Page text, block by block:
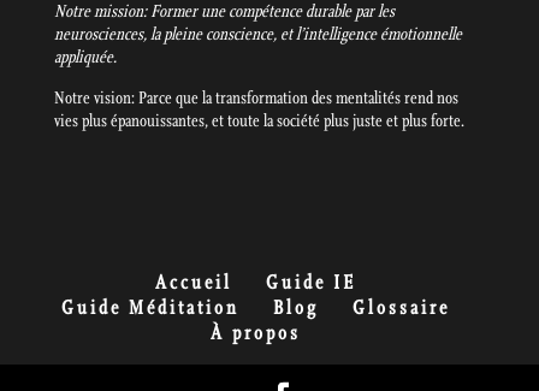
Notre mission: Former une compétence durable par les
neurosciences, la pleine conscience, et l’intelligence émotionnelle
appliquée.
Notre vision: Parce que la transformation des mentalités rend nos
vies plus épanouissantes, et toute la société plus juste et plus forte.
Accueil
Guide IE
Guide Méditation
Blog
Glossaire
À propos